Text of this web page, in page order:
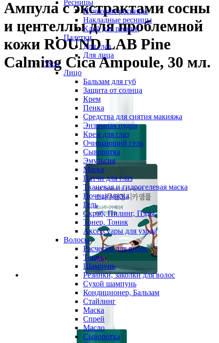
Ресницы
Пучковые ресницы
Накладные ресницы
Клей для ресниц
Палетки
Для глаз
Для лица
Уход
Лицо
Бальзам для губ
Защита от солнца
Крем
Пенка
Средства для снятия макияжа
Энзимная пудра
Крем для глаз
Очищающий гель
Сыворотка
Эмульсия
Маска
Патчи для глаз
Тканевая и гидрогелевая маска
Ночная маска
Гель
Скраб, Пилинг, Пэды
Тонер, Тоник
Аксессуары для ухода
Волосы
Расчески для волос
Тоник
Шампунь
Резинки, заколки для волос
Сухой шампунь
Кондиционер, Бальзам
Стайлинг
Маска
Спрей
Масло
Сыворотка
Ампула с экстрактами сосны
и центеллы для проблемной
кожи ROUND LAB Pine
Calming Cica Ampoule, 30 мл.